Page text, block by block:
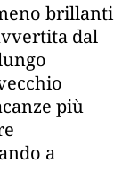
brillanti
dal
più
a